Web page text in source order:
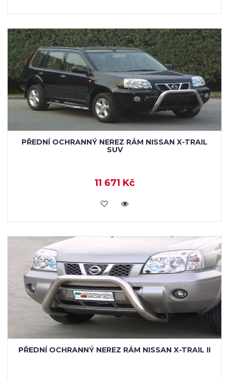
PŘEDNÍ OCHRANNÝ NEREZ RÁM NISSAN X-TRAIL
SUV
11 671 Kč
KOUPIT
PŘEDNÍ OCHRANNÝ NEREZ RÁM NISSAN X-TRAIL II